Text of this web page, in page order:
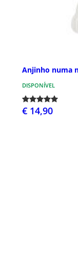
Anjinho numa
DISPONÍVEL
€ 14,90